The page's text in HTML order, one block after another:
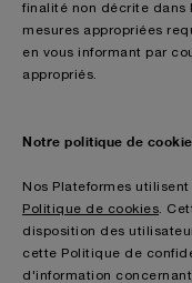
finalité non décrite dans
mesures appropriées
en vous informant par
appropriés.
Notre politique de
Nos Plateformes
Politique de cookies .
disposition des
cette Politique de
d'information concernant